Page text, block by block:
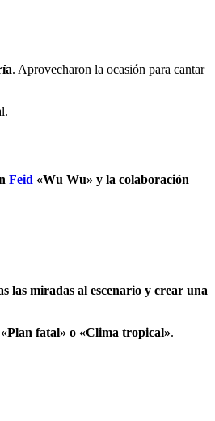
. Aprovecharon la ocasión para cantar
Feid «Wu Wu» y la colaboración
las miradas al escenario y crear una
fatal» o «Clima tropical».